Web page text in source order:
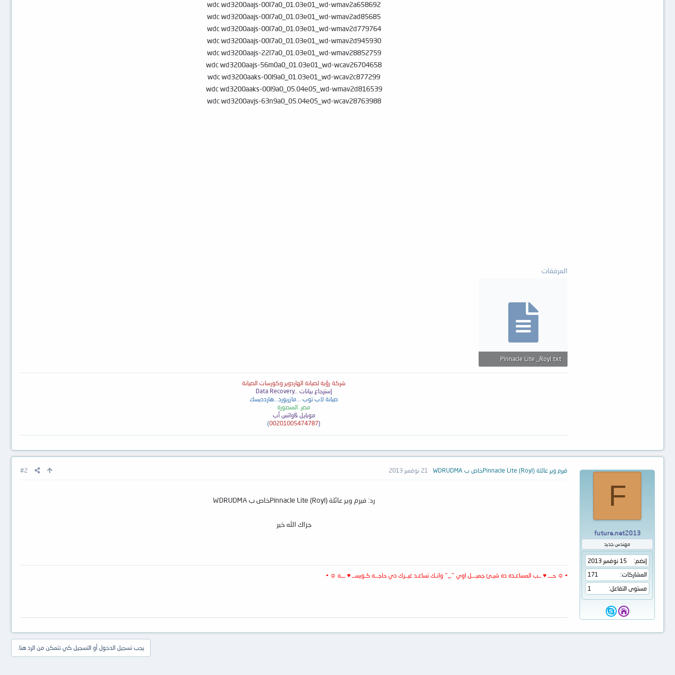
wdc wd3200aajs-00l7a0_01.03e01_wd-wmav2a658692
wdc wd3200aajs-00l7a0_01.03e01_wd-wmav2ad85685
wdc wd3200aajs-00l7a0_01.03e01_wd-wmav2d779764
wdc wd3200aajs-00l7a0_01.03e01_wd-wmav2d945930
wdc wd3200aajs-22l7a0_01.03e01_wd-wmav28852759
wdc wd3200aajs-56m0a0_01.03e01_wd-wcav26704658
wdc wd3200aaks-00l9a0_01.03e01_wd-wcav2c877299
wdc wd3200aaks-00l9a0_05.04e05_wd-wmav2d816539
wdc wd3200avjs-63n9a0_05.04e05_wd-wcav28763988
المرفقات
Pinnacle Lite _Royl.txt
55 بايت · المشاهدات: 37
شركة رؤية لصيانة الهاردوير وكورسات الصيانة
إسترجاع بيانات ..Data Recovery
صيانة لاب توب ...مازربورد...هاردديسك
مصر..المنصورة
موبايل &واتس أب
(
00201005474787
)
F
future.net2013
مهندس جديد
إنضم
15 نوفمبر 2013
المشاركات
171
مستوى التفاعل
1
فيرم وير عائلة Pinnacle Lite (Royl)خاص ب WDRUDMA 21 نوفمبر 2013 #2
رد: فيرم وير عائلة Pinnacle Lite (Royl)خاص ب WDRUDMA
جزاك الله خير
• ☺ حـــ ♥ ــب المساعـده ده شيـئ جميـــل اوي ^_^ وانـك تساعـد غيــرك دي حاجــه كـويســ ♥ ـــه ☺ •
يجب تسجيل الدخول أو التسجيل كي تتمكن من الرد هنا.